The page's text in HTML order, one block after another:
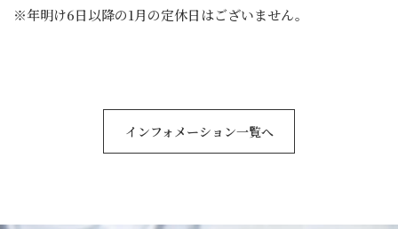
※年明け6日以降の1月の定休日はございません。
インフォメーション一覧へ